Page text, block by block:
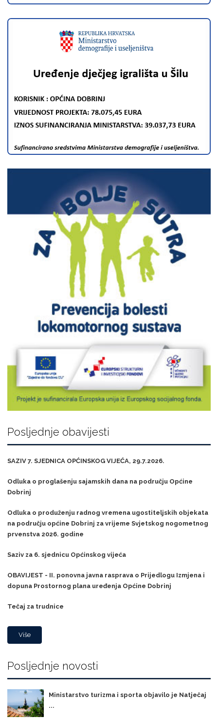
Posljednje obavijesti
SAZIV 7. SJEDNICA OPĆINSKOG VIJEĆA, 29.7.2026.
Odluka o proglašenju sajamskih dana na području Općine
Dobrinj
Odluka o produženju radnog vremena ugostiteljskih objekata
na području općine Dobrinj za vrijeme Svjetskog nogometnog
prvenstva 2026. godine
Saziv za 6. sjednicu Općinskog vijeća
OBAVIJEST - II. ponovna javna rasprava o Prijedlogu Izmjena i
dopuna Prostornog plana uređenja Općine Dobrinj
Tečaj za trudnice
Više
Posljednje novosti
Ministarstvo turizma i sporta objavilo je Natječaj
...